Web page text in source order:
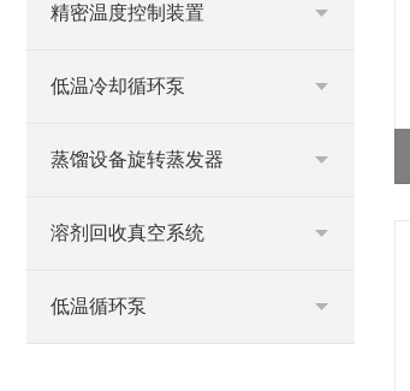
精密温度控制装置
低温冷却循环泵
蒸馏设备旋转蒸发器
溶剂回收真空系统
低温循环泵